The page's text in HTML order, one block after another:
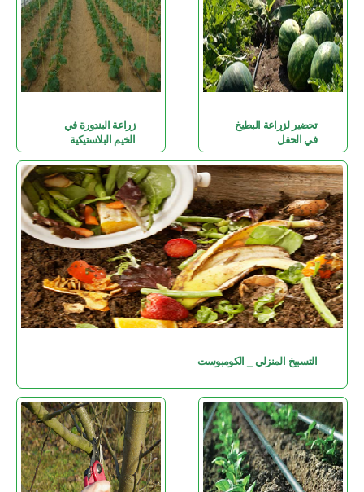
تحضير لزراعة البطيخ
في الحقل
زراعة البندورة في
الخيم البلاستيكية
التسبيخ المنزلي _ الكومبوست